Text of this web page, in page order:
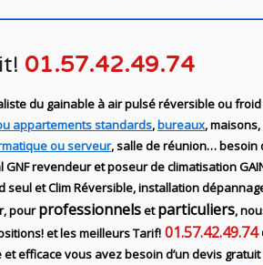
01.57.42.49.74
du gainable à air pulsé réversible ou
appartements standards,bureaux,
ou serveur, salle de réunion… besoin
revendeur et poseur de climatisation
seul et Clim Réversible, installation
pourprofessionnelsetparticuliers,
et les meilleurs Tarif! 01.57.42.49.74
et efficacevous avez besoin d’un devis gratuit